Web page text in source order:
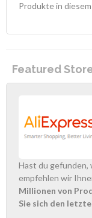
Produkte in
Featured
Hast du gefunden,
empfehlen wir
Millionen von
Sie sich den